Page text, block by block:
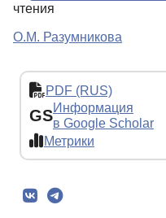
чтения
О.М. Разумникова
PDF (RUS)
GSИнформация
в Google Scholar
Метрики